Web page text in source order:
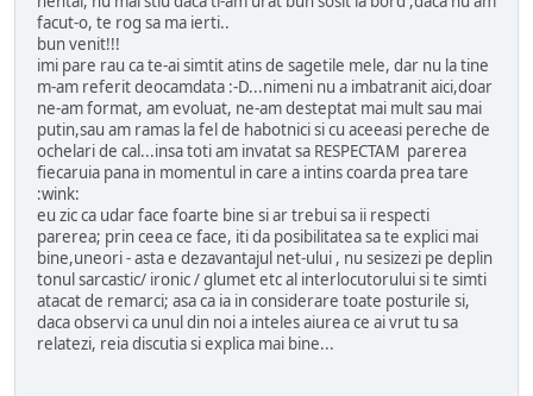
facut-o, te rog sa ma ierti..
bun venit!!!
imi pare rau ca te-ai simtit atins de sagetile mele, dar nu la tine
m-am referit deocamdata :-D...nimeni nu a imbatranit aici,doar
ne-am format, am evoluat, ne-am desteptat mai mult sau mai
putin,sau am ramas la fel de habotnici si cu aceeasi pereche de
ochelari de cal...insa toti am invatat sa RESPECTAM parerea
fiecaruia pana in momentul in care a intins coarda prea tare
:wink:
eu zic ca udar face foarte bine si ar trebui sa ii respecti
parerea; prin ceea ce face, iti da posibilitatea sa te explici mai
bine,uneori - asta e dezavantajul net-ului , nu sesizezi pe deplin
tonul sarcastic/ ironic / glumet etc al interlocutorului si te simti
atacat de remarci; asa ca ia in considerare toate posturile si,
daca observi ca unul din noi a inteles aiurea ce ai vrut tu sa
relatezi, reia discutia si explica mai bine...